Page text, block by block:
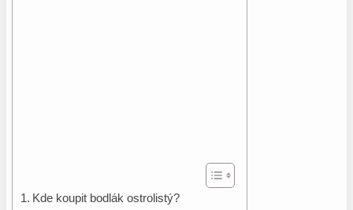
Kde koupit bodlák ostrolistý?